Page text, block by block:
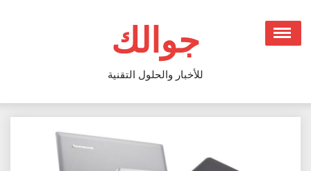
content
جوالك
للأخبار والحلول التقنية